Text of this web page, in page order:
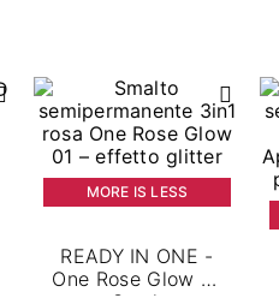
MORE IS LESS
READY IN ONE -
One Rose Glow 01